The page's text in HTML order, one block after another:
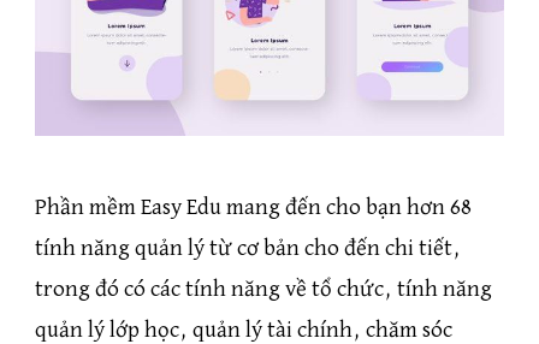
Phần mềm Easy Edu mang đến cho bạn hơn 68
tính năng quản lý từ cơ bản cho đến chi tiết,
trong đó có các tính năng về tổ chức, tính năng
quản lý lớp học, quản lý tài chính, chăm sóc